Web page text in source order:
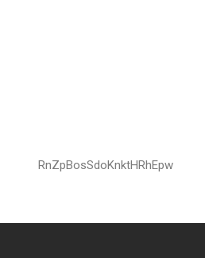
RnZpBosSdoKnktHRhEpw